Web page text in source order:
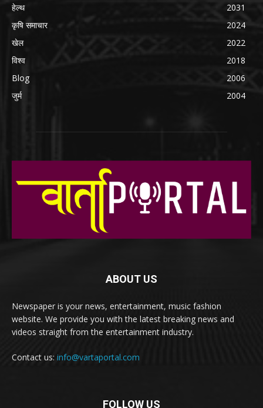
हेल्थ
2031
कृषि समाचार
2024
खेल
2022
विश्व
2018
Blog
2006
जुर्म
2004
ABOUT US
Newspaper is your news, entertainment, music fashion
website. We provide you with the latest breaking news and
videos straight from the entertainment industry.
Contact us: info@vartaportal.com
FOLLOW US